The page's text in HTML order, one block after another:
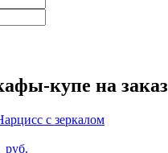
купе на заказ
с зеркалом
руб.